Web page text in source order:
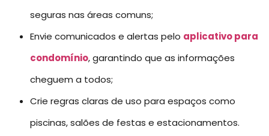
seguras nas áreas comuns;
Envie comunicados e alertas pelo aplicativo para
condomínio, garantindo que as informações
cheguem a todos;
Crie regras claras de uso para espaços como
piscinas, salões de festas e estacionamentos.